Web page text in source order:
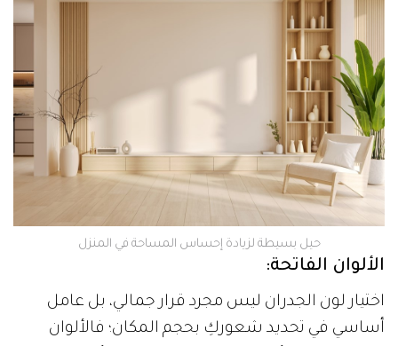
حيل بسيطة لزيادة إحساس المساحة في المنزل
الألوان الفاتحة:
اختيار لون الجدران ليس مجرد قرار جمالي، بل عامل
أساسي في تحديد شعوركِ بحجم المكان؛ فالألوان